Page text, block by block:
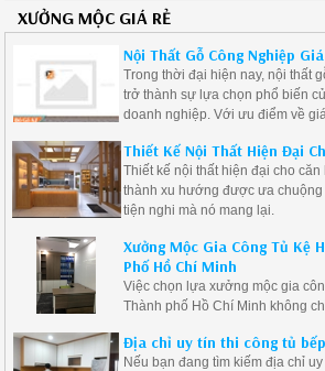
XƯỞNG MỘC GIÁ RẺ
Nội Thất Gỗ Công Nghiệp Giá
Trong thời đại hiện nay, nội thất
trở thành sự lựa chọn phổ biến
doanh nghiệp. Với ưu điểm về
pháp lý tưởng cho những ai
hiện đại mà vẫn tiết kiệm chi phí.
Thiết Kế Nội Thất Hiện Đại
Thiết kế nội thất hiện đại cho
thành xu hướng được ưa
tiện nghi mà nó mang lại.
Xưởng Mộc Gia Công Tủ Kệ
Phố Hồ Chí Minh
Việc chọn lựa xưởng mộc gia
Thành phố Hồ Chí Minh không
Địa chỉ uy tín thi công tủ
Nếu bạn đang tìm kiếm địa chỉ